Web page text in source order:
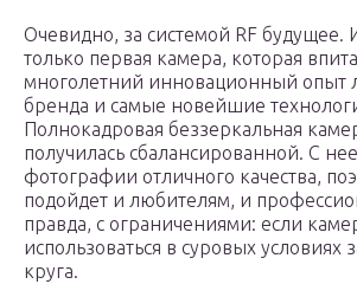
Очевидно, за системой RF будущее.
только первая камера, которая
многолетний инновационный опыт
бренда и самые новейшие
Полнокадровая беззеркальная
получилась сбалансированной. С
фотографии отличного качества,
подойдет и любителям, и
правда, с ограничениями: если
использоваться в суровых условиях
круга.